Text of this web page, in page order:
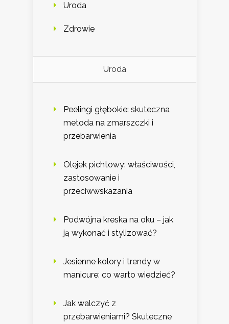
Uroda
Zdrowie
Uroda
Peelingi głębokie: skuteczna
metoda na zmarszczki i
przebarwienia
Olejek pichtowy: właściwości,
zastosowanie i
przeciwwskazania
Podwójna kreska na oku – jak
ją wykonać i stylizować?
Jesienne kolory i trendy w
manicure: co warto wiedzieć?
Jak walczyć z
przebarwieniami? Skuteczne